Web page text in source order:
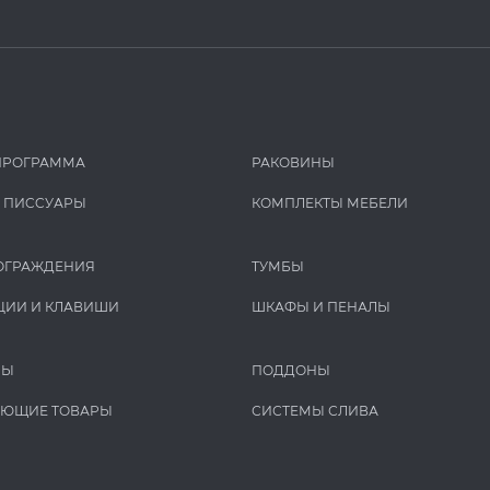
И КЛАВИШИ
ТОВАРЫ
РАКОВИНЫ
КОМПЛЕКТЫ МЕБЕЛИ
ТУМБЫ
ШКАФЫ И ПЕНАЛЫ
ПОДДОНЫ
СИСТЕМЫ СЛИВА